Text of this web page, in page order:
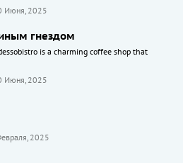
Июня, 2025
гнездом
is a charming coffee shop that
Июня, 2025
2025